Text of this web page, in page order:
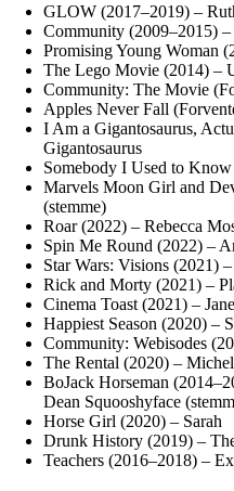
GLOW (2017–2019) –
Community (2009–2015)
Promising Young Woman
The Lego Movie (2014) –
Community: The Movie
Apples Never Fall
I Am a Gigantosaurus,
Gigantosaurus
Somebody I Used to
Marvels Moon Girl and
(stemme)
Roar (2022) – Rebecca
Spin Me Round (2022) –
Star Wars: Visions (2021)
Rick and Morty (2021) –
Cinema Toast (2021) –
Happiest Season (2020) –
Community: Webisodes
The Rental (2020) –
BoJack Horseman
Dean Squooshyface
Horse Girl (2020) – Sarah
Drunk History (2019) –
Teachers (2016–2018) –